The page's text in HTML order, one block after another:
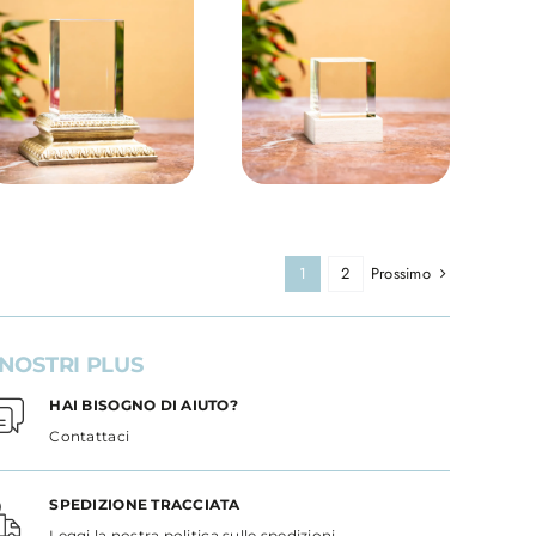
1 2 Prossimo
PLUS
HAI BISOGNO DI AIUTO?
Contattaci
SPEDIZIONE TRACCIATA